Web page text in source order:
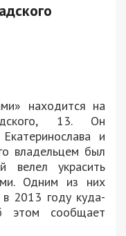
находится на
13. Он
и
владельцем был
велел украсить
Одним из них
в 2013 году куда-
этом сообщает